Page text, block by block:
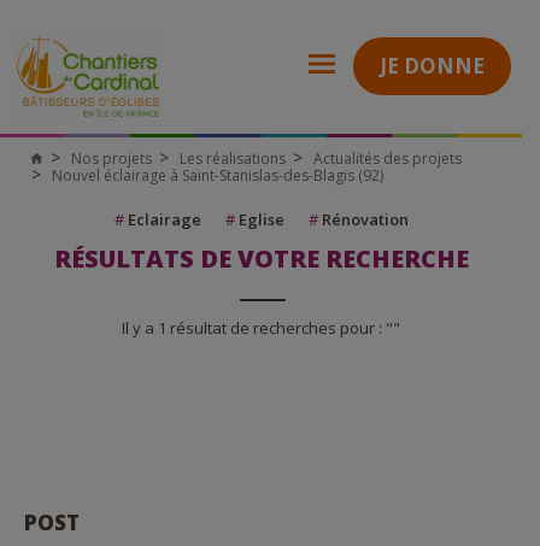
JE DONNE
Nos projets Les réalisations
Actualités des projets
Nouvel éclairage à Saint-Stanislas-des-Blagis (92)
#Eclairage #Eglise #Rénovation
RÉSULTATS DE VOTRE RECHERCHE
Il y a 1 résultat de recherches pour : ""
POST